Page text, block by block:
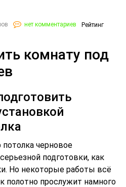
нет комментариев Рейтинг
комнату под
черновое
подготовки, как
Но некоторые работы всё
полотно прослужит намного